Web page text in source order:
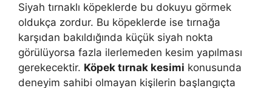
Siyah tırnaklı köpeklerde bu dokuyu görmek
oldukça zordur. Bu köpeklerde ise tırnağa
karşıdan bakıldığında küçük siyah nokta
görülüyorsa fazla ilerlemeden kesim yapılması
gerekecektir. Köpek tırnak kesimi konusunda
deneyim sahibi olmayan kişilerin başlangıçta